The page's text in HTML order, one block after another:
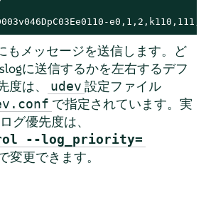
もメッセージを送信します。ど
に送信するかを左右するデフ
度は、
udev 設定ファイル
で指定されています。実
グ優先度は、
--log_priority=
変更できます。